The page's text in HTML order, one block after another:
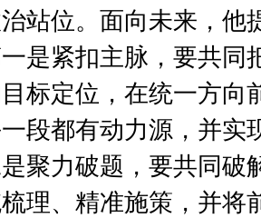
站位。面向未来，他
是紧扣主脉，要共同
标定位，在统一方向
段都有动力源，并实
聚力破题，要共同破
理、精准施策，并将